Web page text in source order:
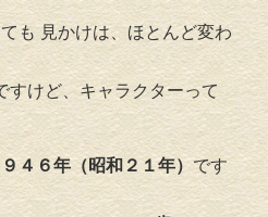
も 見かけは、ほとんど変わ
すけど、キャラクターって
４６年（昭和２１年）です